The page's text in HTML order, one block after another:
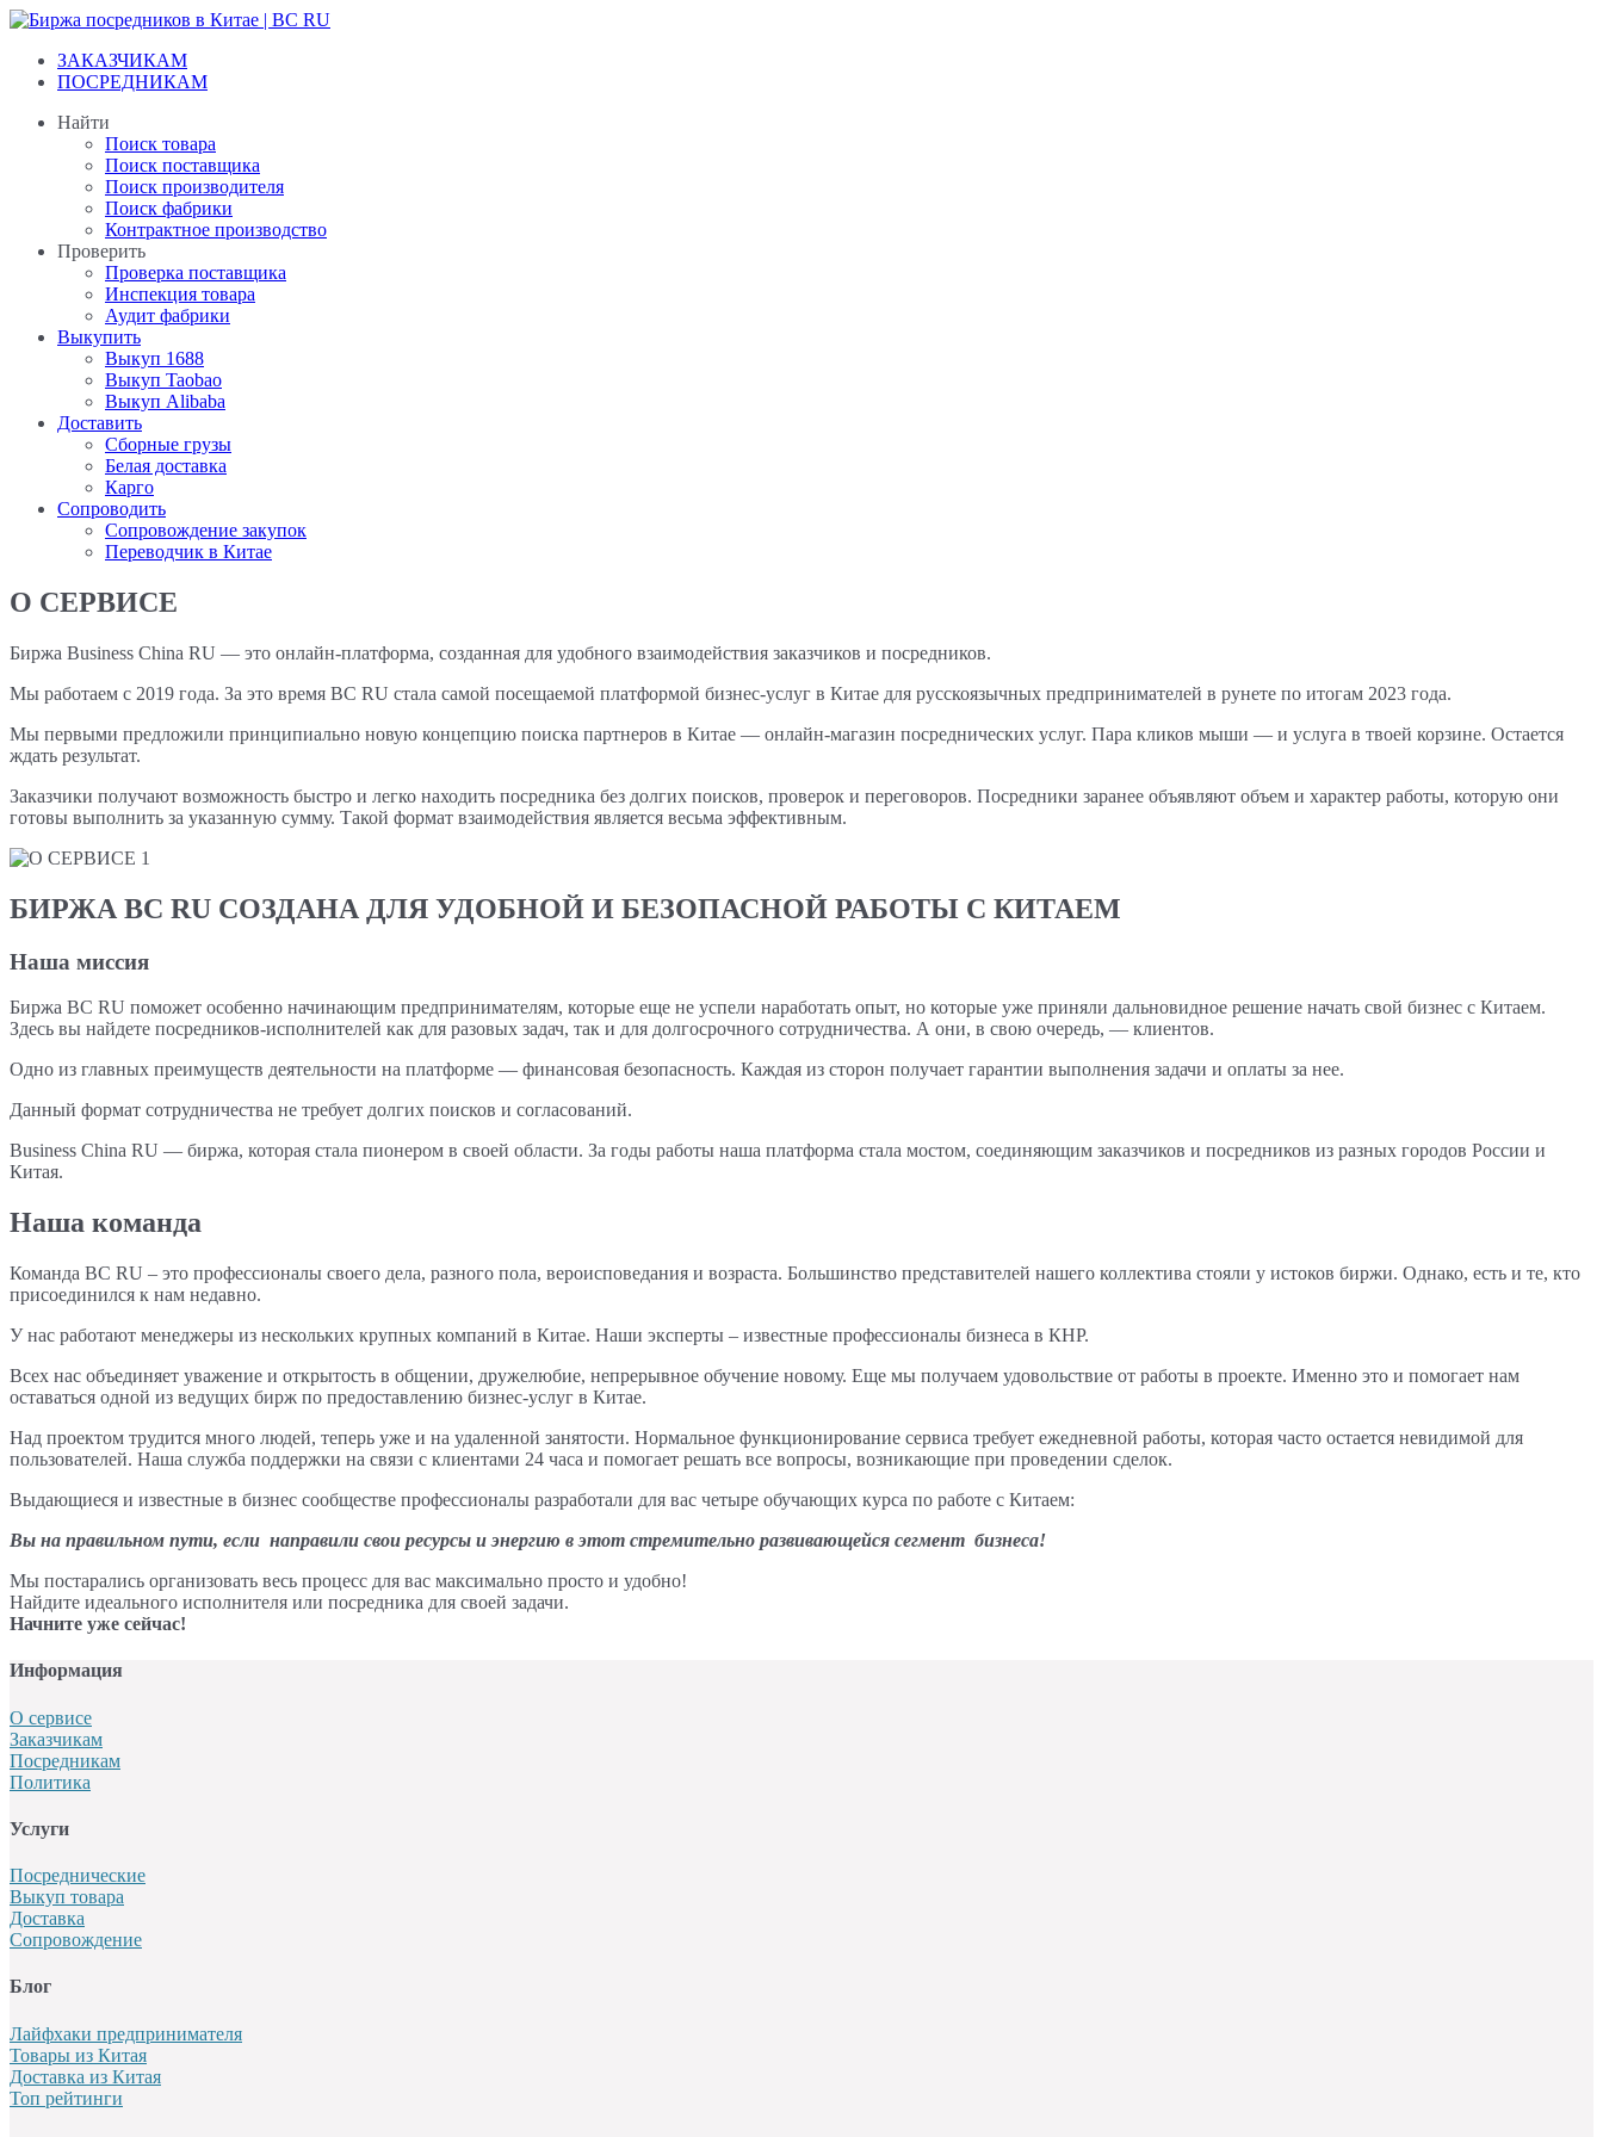
Перейти
содержанию
ЗАКАЗЧИКАМ
ПОСРЕДНИКАМ
Найти
Поиск товара
Поиск поставщика
Поиск производителя
Поиск фабрики
Контрактное производство
Проверить
Проверка поставщика
Инспекция товара
Аудит фабрики
Выкупить
Выкуп 1688
Выкуп Taobao
Выкуп Alibaba
Доставить
Сборные грузы
Белая доставка
Карго
Сопроводить
Сопровождение закупок
Переводчик в Китае
О СЕРВИСЕ
Биржа Business China RU — это онлайн-платформа, созданная для удобного взаимодействия заказчиков и посредников.
Мы работаем с 2019 года. За это время BC RU стала самой посещаемой платформой бизнес-услуг в Китае для русскоязычных предпринимателей в рунете по итогам 2023 года.
Мы первыми предложили принципиально новую концепцию поиска партнеров в Китае — онлайн-магазин посреднических услуг. Пара кликов мыши — и услуга в твоей корзине. Остается
ждать результат.
Заказчики получают возможность быстро и легко находить посредника без долгих поисков, проверок и переговоров. Посредники заранее объявляют объем и характер работы, которую они
готовы выполнить за указанную сумму. Такой формат взаимодействия является весьма эффективным.
БИРЖА BC RU СОЗДАНА ДЛЯ УДОБНОЙ И БЕЗОПАСНОЙ РАБОТЫ С КИТАЕМ
Наша миссия
Биржа BC RU поможет особенно начинающим предпринимателям, которые еще не успели наработать опыт, но которые уже приняли дальновидное решение начать свой бизнес с Китаем.
Здесь вы найдете посредников-исполнителей как для разовых задач, так и для долгосрочного сотрудничества. А они, в свою очередь, — клиентов.
Одно из главных преимуществ деятельности на платформе — финансовая безопасность. Каждая из сторон получает гарантии выполнения задачи и оплаты за нее.
Данный формат сотрудничества не требует долгих поисков и согласований.
Business China RU — биржа, которая стала пионером в своей области. За годы работы наша платформа стала мостом, соединяющим заказчиков и посредников из разных городов России и
Китая.
Наша команда
Команда BC RU – это профессионалы своего дела, разного пола, вероисповедания и возраста. Большинство представителей нашего коллектива стояли у истоков биржи. Однако, есть и те, кто
присоединился к нам недавно.
У нас работают менеджеры из нескольких крупных компаний в Китае. Наши эксперты – известные профессионалы бизнеса в КНР.
Всех нас объединяет уважение и открытость в общении, дружелюбие, непрерывное обучение новому. Еще мы получаем удовольствие от работы в проекте. Именно это и помогает нам
оставаться одной из ведущих бирж по предоставлению бизнес-услуг в Китае.
Над проектом трудится много людей, теперь уже и на удаленной занятости. Нормальное функционирование сервиса требует ежедневной работы, которая часто остается невидимой для
пользователей. Наша служба поддержки на связи с клиентами 24 часа и помогает решать все вопросы, возникающие при проведении сделок.
Выдающиеся и известные в бизнес сообществе профессионалы разработали для вас четыре обучающих курса по работе с Китаем:
Вы на правильном пути, если направили свои ресурсы и энергию в этот стремительно развивающейся сегмент бизнеса!
Мы постарались организовать весь процесс для вас максимально просто и удобно!
Найдите идеального исполнителя или посредника для своей задачи.
Начните уже сейчас!
Информация
О сервисе
Заказчикам
Посредникам
Политика
Услуги
Посреднические
Выкуп товара
Доставка
Сопровождение
Блог
Лайфхаки предпринимателя
Товары из Китая
Доставка из Китая
Топ рейтинги